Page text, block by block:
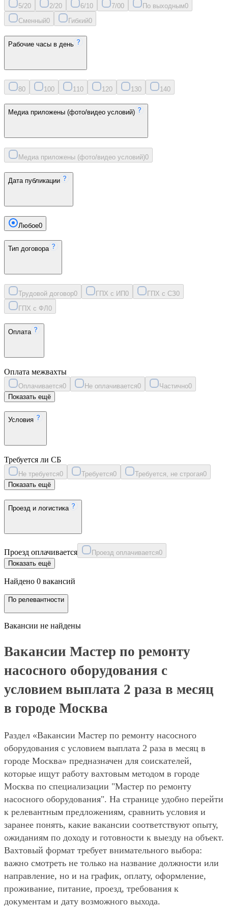
5/20 2/20 6/10 7/00 По выходным0
Сменный0 Гибкий0
Рабочие часы в день
80 100 11 0 120 130 140
Медиа приложены (фото/видео условий)
Медиа приложены (фото/видео условий)0
Дата публикации
Любое0
Тип договора
Трудовой договор0 ГПХ с ИП0 ГПХ с СЗ0
ГПХ с ФЛ 0
Оплата
Оплата межвахты
Оплачивается0 Не оплачивается0 Частично0
Показать ещё
Условия
Требуется ли СБ
Не требуется0 Требуется0 Требуется, не строгая0
Показать ещё
Проезд и логистика
Проезд оплачивается Проезд оплачивается0
Показать ещё
Найдено 0 вакансий
По релевантности
Вакансии не найдены
Вакансии Мастер по ремонту
насосного оборудования с
условием выплата 2 раза в месяц
в городе Москва
Раздел «Вакансии Мастер по ремонту насосного
оборудования с условием выплата 2 раза в месяц в
городе Москва» предназначен для соискателей,
которые ищут работу вахтовым методом в городе
Москва по специализации "Мастер по ремонту
насосного оборудования". На странице удобно перейти
к релевантным предложениям, сравнить условия и
заранее понять, какие вакансии соответствуют опыту,
ожиданиям по доходу и готовности к выезду на объект.
Вахтовый формат требует внимательного выбора:
важно смотреть не только на название должности или
направление, но и на график, оплату, оформление,
проживание, питание, проезд, требования к
документам и дату возможного выхода.